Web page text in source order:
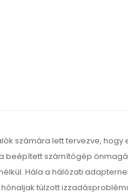
számára lett tervezve, hogy
beépített számítógép
Hála a hálózati
túlzott